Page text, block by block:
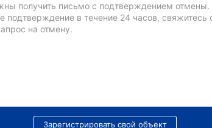
получить письмо с подтверждением отмены.
подтверждение в течение 24 часов,
на отмену.
Зарегистрировать свой объект